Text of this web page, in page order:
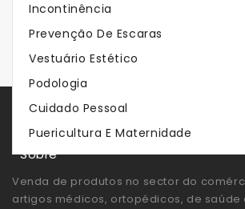
Incontinência
Prevenção De Escaras
Vestuário Estético
Podologia
Cuidado Pessoal
Puericultura E Maternidade
Sobre
Venda de produtos no sector do
artigos médicos, ortopédicos, de saúde